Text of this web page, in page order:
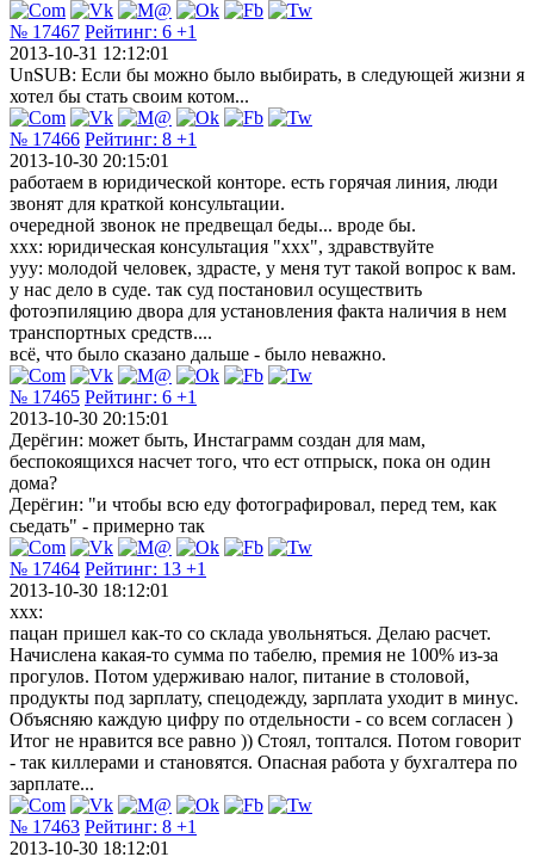
№ 17467 Рейтинг: 6 +1
2013-10-31 12:12:01
UnSUB: Если бы можно было выбирать, в следующей жизни я
хотел бы стать своим котом...
№ 17466 Рейтинг: 8 +1
2013-10-30 20:15:01
работаем в юридической конторе. есть горячая линия, люди
звонят для краткой консультации.
очередной звонок не предвещал беды... вроде бы.
xxx: юридическая консультация "xxx", здравствуйте
yyy: молодой человек, здрасте, у меня тут такой вопрос к вам.
у нас дело в суде. так суд постановил осуществить
фотоэпиляцию двора для установления факта наличия в нем
транспортных средств....
всё, что было сказано дальше - было неважно.
№ 17465 Рейтинг: 6 +1
2013-10-30 20:15:01
Дерёгин: может быть, Инстаграмм создан для мам,
беспокоящихся насчет того, что ест отпрыск, пока он один
дома?
Дерёгин: "и чтобы всю еду фотографировал, перед тем, как
сьедать" - примерно так
№ 17464 Рейтинг: 13 +1
2013-10-30 18:12:01
xxx:
пацан пришел как-то со склада увольняться. Делаю расчет.
Начислена какая-то сумма по табелю, премия не 100% из-за
прогулов. Потом удерживаю налог, питание в столовой,
продукты под зарплату, спецодежду, зарплата уходит в минус.
Объясняю каждую цифру по отдельности - со всем согласен )
Итог не нравится все равно )) Стоял, топтался. Потом говорит
- так киллерами и становятся. Опасная работа у бухгалтера по
зарплате...
№ 17463 Рейтинг: 8 +1
2013-10-30 18:12:01